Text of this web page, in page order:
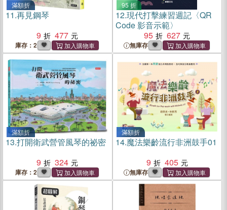
滿額折
11.再見鋼琴
9
477
庫存：2
95 折
12.現代打擊練習週記〈QR
Code 影音示範〉
95
627
無庫存
滿額折
13.打開衛武營管風琴的祕密
9
324
庫存：2
滿額折
14.魔法樂齡流行非洲鼓手01
9
405
無庫存